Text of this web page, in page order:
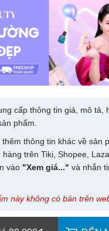
cấp thông tin giá, mô tả,
phẩm.
thông tin khác về sản
trên Tiki, Shopee,
vào "Xem giá..." và nhắn
này không có bán trên